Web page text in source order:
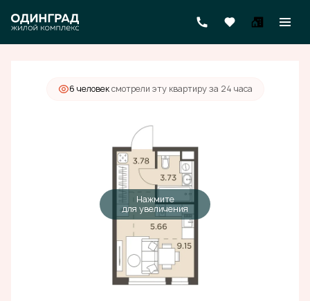
Студия22.32 м 8 224 000 руб.
6 человексмотрели эту квартиру за 24 часа
Нажмите
для увеличения